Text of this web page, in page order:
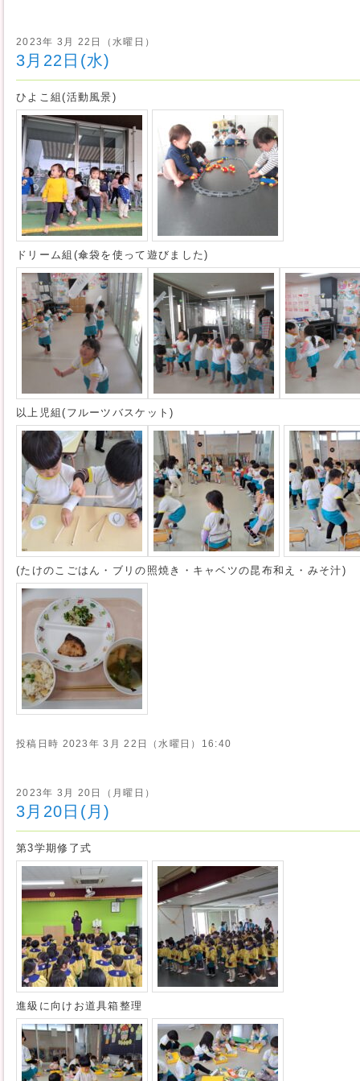
2023年 3月 22日（水曜日）
3月22日(水)
ひよこ組(活動風景)
ドリーム組(傘袋を使って遊びました)
以上児組(フルーツバスケット)
(たけのこごはん・ブリの照焼き・キャベツの昆布和え・みそ汁)
投稿日時 2023年 3月 22日（水曜日）16:40
2023年 3月 20日（月曜日）
3月20日(月)
第3学期修了式
進級に向けお道具箱整理